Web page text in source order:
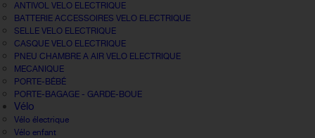
ANTIVOL VELO ELECTRIQUE
BATTERIE ACCESSOIRES VELO ELECTRIQUE
SELLE VELO ELECTRIQUE
CASQUE VELO ELECTRIQUE
PNEU CHAMBRE A AIR VELO ELECTRIQUE
MECANIQUE
PORTE-BÉBÉ
PORTE-BAGAGE - GARDE-BOUE
Vélo
Vélo électrique
Vélo enfant